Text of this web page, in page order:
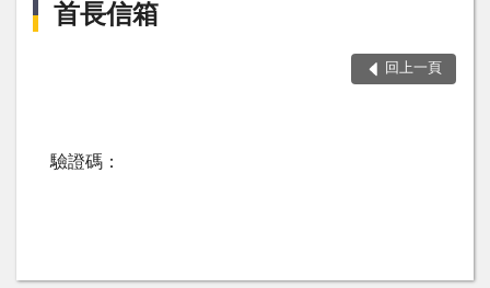
首長信箱
回上一頁
驗證碼：